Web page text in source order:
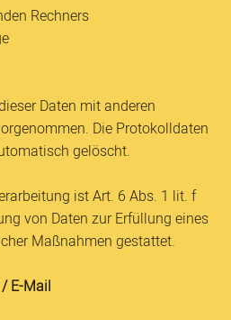
Rechners
Daten mit anderen
Die Protokolldaten
gelöscht.
ist Art. 6 Abs. 1 lit. f
von Daten zur Erfüllung eines
Maßnahmen gestattet.
E-Mail